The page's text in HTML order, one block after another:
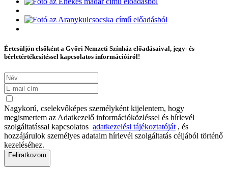
Értesüljön elsőként a Győri Nemzeti Színház előadásaival, jegy- és
bérletértékesítéssel kapcsolatos információiról!
Nagykorú, cselekvőképes személyként kijelentem, hogy
megismertem az Adatkezelő információközléssel és hírlevél
szolgáltatással kapcsolatos adatkezelési tájékoztatóját , és
hozzájárulok személyes adataim hírlevél szolgáltatás céljából történő
kezeléséhez.
Feliratkozom